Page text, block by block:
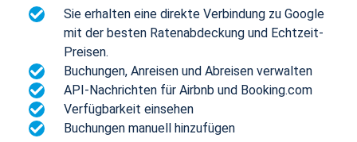
Sie erhalten eine direkte Verbindung zu Google
mit der besten Ratenabdeckung und Echtzeit-
Preisen.
Buchungen, Anreisen und Abreisen verwalten
API-Nachrichten für Airbnb und Booking.com
Verfügbarkeit einsehen
Buchungen manuell hinzufügen